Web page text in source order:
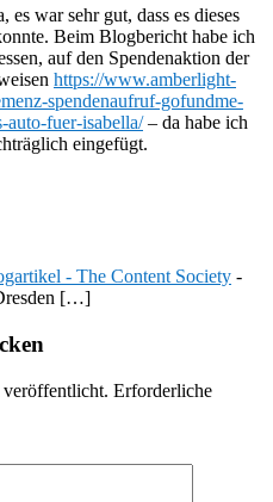
war sehr gut, dass es dieses
Beim Blogbericht habe ich
auf den Spendenaktion der
https://www.amberlight-
spendenaufruf-gofundme-
auto-fuer-isabella/– da habe ich
eingefügt.
- The Content Society -
[…]
Erforderliche